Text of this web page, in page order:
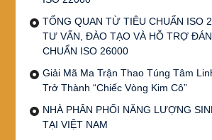
TỔNG QUAN TỪ TIÊU CHUẨN ISO
TƯ VẤN, ĐÀO TẠO VÀ HỖ TRỢ
CHUẨN ISO 26000
Giải Mã Ma Trận Thao Túng Tâm
Trở Thành “Chiếc Vòng Kim Cô”
NHÀ PHÂN PHỐI NĂNG LƯỢNG
TẠI VIỆT NAM